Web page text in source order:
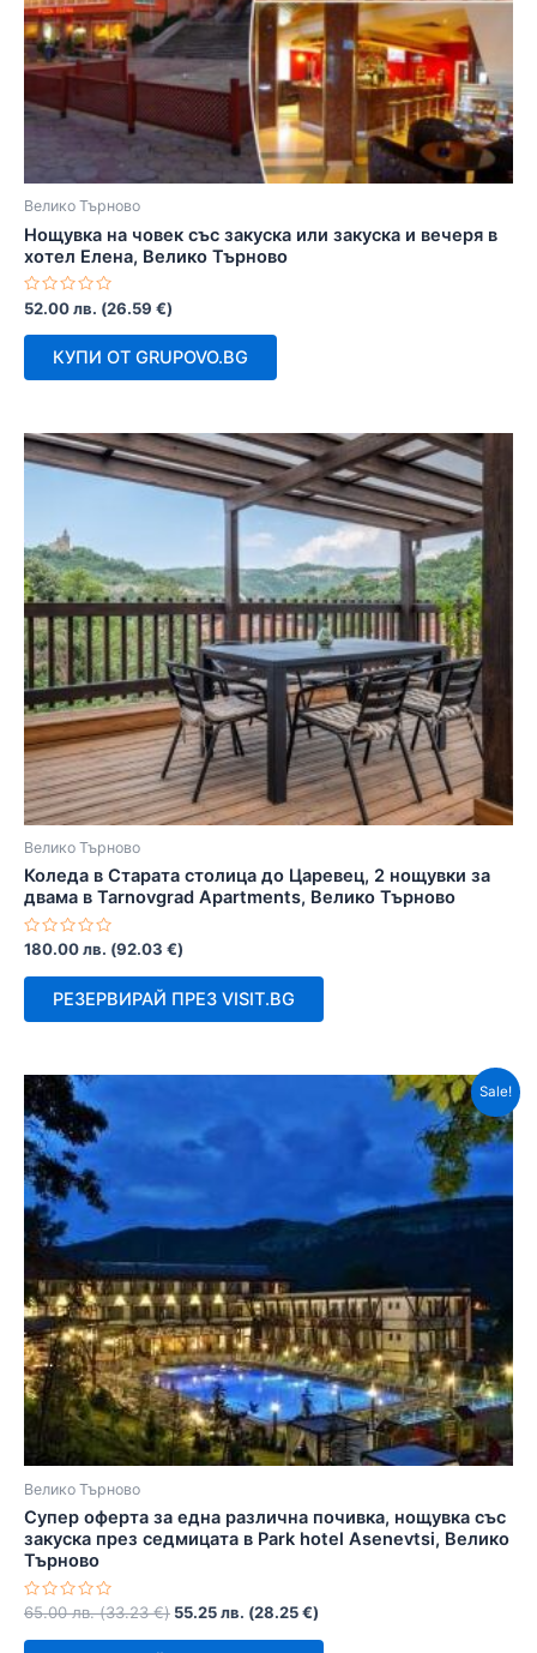
Велико Търново
Нощувка на човек със закуска или закуска и вечеря в
хотел Елена, Велико Търново
Оценено
с
0
52.00лв. (26.59 €)
КУПИ ОТ GRUPOVO.BG
Велико Търново
Коледа в Старата столица до Царевец, 2 нощувки за
двама в Tarnovgrad Apartments, Велико Търново
Оценено
0
180.00лв. (92.03 €)
РЕЗЕРВИРАЙ ПРЕЗ VISIT.BG
Sale!
Велико Търново
Супер оферта за една различна почивка, нощувка със
закуска през седмицата в Park hotel Asenevtsi, Велико
Търново
Оценено
0
65.00лв. (33.23€) 55.25лв. (28.25€)